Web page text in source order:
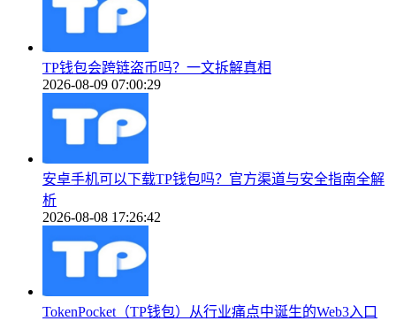
TP钱包会跨链盗币吗？一文拆解真相
2026-08-09 07:00:29
安卓手机可以下载TP钱包吗？官方渠道与安全指南全解
析
2026-08-08 17:26:42
TokenPocket（TP钱包）从行业痛点中诞生的Web3入口